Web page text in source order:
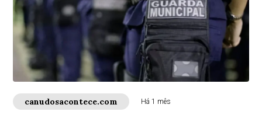
canudosacontece.com Há 1 mês